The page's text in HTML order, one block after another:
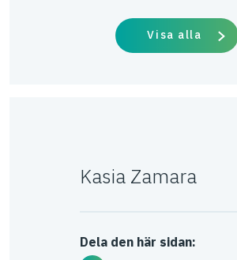
Kasia Zamara
Dela den här sidan:
Visa alla